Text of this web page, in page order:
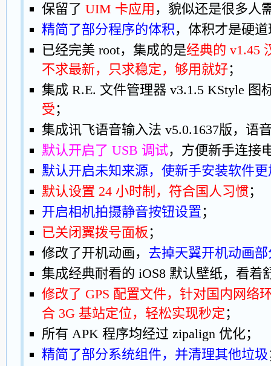
保留了 UIM 卡应用 ，貌似还是很多人
精简了部分程序的体积，体积才是硬
已经完美 root，集成的是经典的 v1.45
不求最新，只求稳定，够用就好；
集成 R.E. 文件管理器 v3.1.5 KStyle 图
受；
集成讯飞语音输入法 v5.0.1637版，语
默认开启了 USB 调试，方便新手连接
默认开启未知来源，使新手安装软件
默认设置 24 小时制，符合国人习惯；
开启相机拍摄静音按钮设置；
已关闭翼拨号面板；
修改了开机动画， 去掉天翼开机动画部
集成经典耐看的 iOS8 默认壁纸，看着
修改了 GPS 配置文件，针对国内网络
合 3G 基站定位，轻松实现秒定；
所有 APK 程序均经过 zipalign 优化；
精简了部分系统组件，并清理其他垃圾